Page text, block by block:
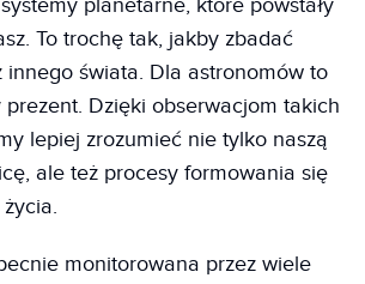
planetarne, które powstały
To trochę tak, jakby zbadać
innego świata. Dla astronomów to
Dzięki obserwacjom takich
lepiej zrozumieć nie tylko naszą
ale też procesy formowania się
monitorowana przez wiele